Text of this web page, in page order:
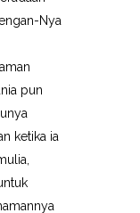
Nya
pun
ketika ia